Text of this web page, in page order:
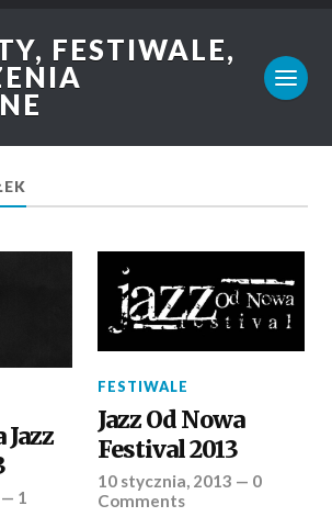
FESTIWALE,
— 1
FESTIWALE
Jazz Od Nowa
Festival 2013
10 stycznia, 2013 — 0
Comments